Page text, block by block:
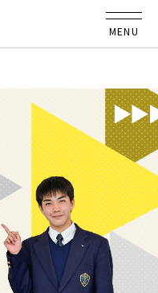
MENU